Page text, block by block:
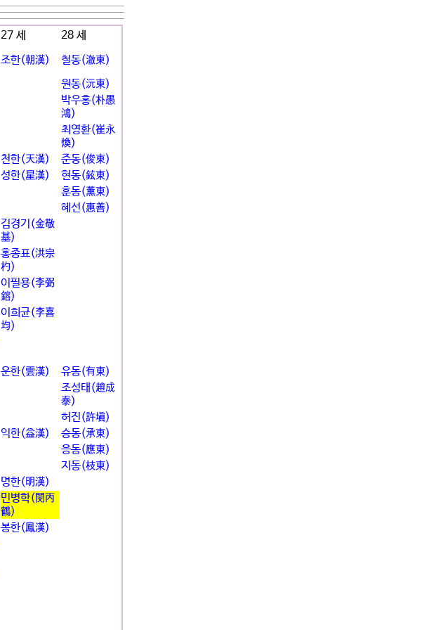
27 세
28 세
조한(朝漢)
철동(澈東)
원동(沅東)
박우홍(朴愚
鴻)
최영환(崔永
煥)
천한(天漢)
준동(俊東)
성한(星漢)
현동(鉉東)
훈동(薰東)
혜선(惠善)
김경기(金敬
基)
홍종표(洪宗
杓)
이필용(李弼
鎔)
이희균(李喜
均)
운한(雲漢)
유동(有東)
조성태(趙成
泰)
허진(許塡)
익한(益漢)
승동(承東)
응동(應東)
지동(枝東)
명한(明漢)
민병학(閔丙
鶴)
봉한(鳳漢)